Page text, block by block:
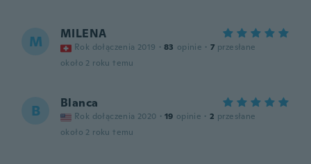
M MILENA
Rok dołączenia 2019 · 83 opinie · 7 przesłane
około 2 roku temu
B Blanca
Rok dołączenia 2020 · 19 opinie · 2 przesłane
około 2 roku temu